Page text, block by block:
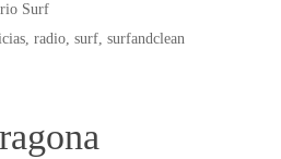
Surf
,radio,surf,surfandclean